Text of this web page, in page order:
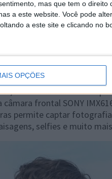
mas que tem o
a este website. Você pode
a este site e clicando no
OPÇÕES
incluindo uma câmara
frontal SONY
permite captar
selfies e muito